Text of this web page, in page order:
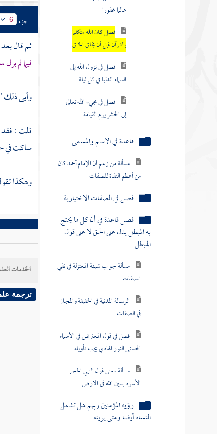
فصل في نزول الله إلى
السماء الدنيا في كل ليلة
فصل في مجيء الله تعالى
إلى الحشر يوم القيامة
قاعدة في الاسم والمسمى
مسألة من زعم أن الإمام أحمد كان
من أعظم النفاة للصفات
فصل في الصفات الاختيارية
فصل قاعدة في أن كل ما يحتج
به المبطل يدل على الحق لا على قول
المبطل
مسألة جواب شبهة المعتزلة في نفي
الصفات
الرسالة المدنية في الحقيقة والمجاز
في الصفات
فصل في قول المعترض في الأسماء
الحسنى النور الهادي يجب تأويله
مسألة معنى قول النبي الحجر
الأسود يمين الله في الأرض
رؤية المؤمنين ربهم هل تشمل
النساء أيضا ومتى يرينه
مسألة لقاء الله هل هو رؤيته أو
رؤية ثوابه
رسالة إلى أهل البحرين في رؤية
الكفار ربهم
جزء 6
ثم قال
فيما لم
وأبى ذلك
قلت :
ساكت في
وهكذا
الخدمات
ترجمة